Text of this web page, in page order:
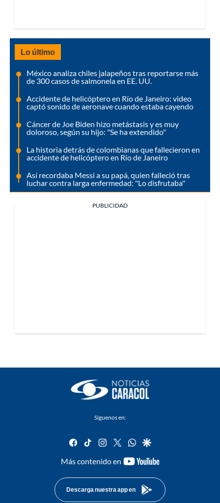
Lo último
México analiza chiles jalapeños tras reportarse más
de 300 casos de salmonela en EE. UU.
Accidente de helicóptero en Río de Janeiro: video
captó sonido de aeronave cuando estaba cayendo
Cáncer de Joe Biden hizo metástasis y es muy
doloroso, según su hijo: "Se ha extendido"
La historia detrás de colombianas que fallecieron en
accidente de helicóptero en Río de Janeiro
Así recordaba Messi a su papá, quien falleció tras
luchar contra larga enfermedad: "Lo disfrutaba"
PUBLICIDAD
Síguenos en:
facebook
tiktok instagram
twitterwhatsapp
google
Más contenido en
youtube-
Descarga nuestra app en